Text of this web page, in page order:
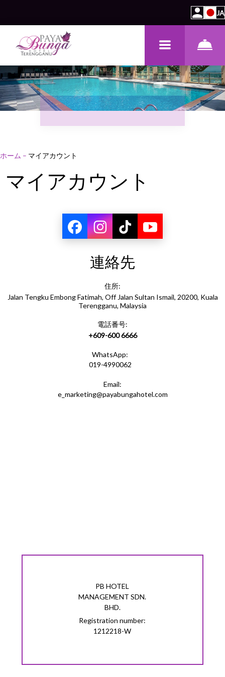
JA
ホーム – マイアカウント
マイアカウント
連絡先
住所:
Jalan Tengku Embong Fatimah, Off Jalan Sultan Ismail, 20200, Kuala
Terengganu, Malaysia
電話番号:
+609-600 6666
WhatsApp:
019-4990062
Email:
e_marketing@payabungahotel.com
PB HOTEL
MANAGEMENT SDN.
BHD.
Registration number:
1212218-W